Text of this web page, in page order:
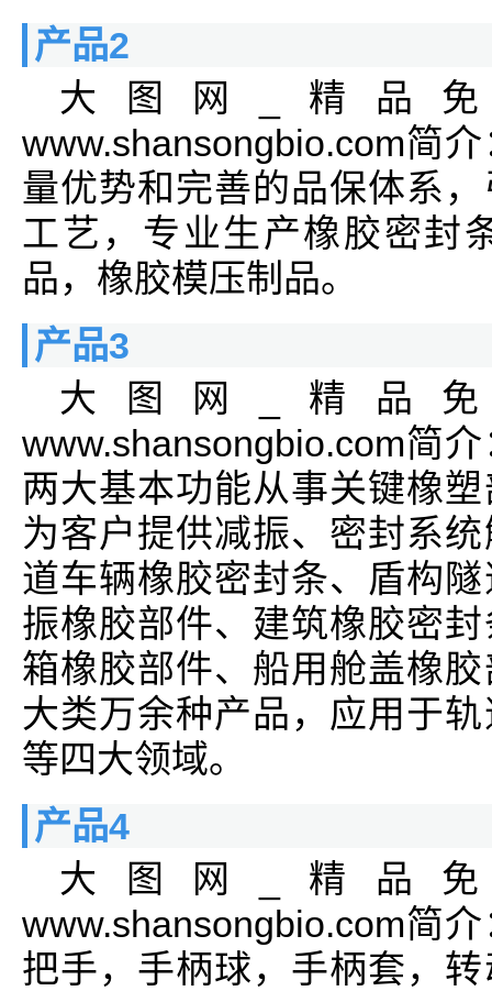
产品2
大图网_精品
www.shansongbio.com简
量优势和完善的品保体系
工艺，专业生产橡胶密封
品，橡胶模压制品。
产品3
大图网_精品
www.shansongbio.com简
两大基本功能从事关键橡
为客户提供减振、密封系
道车辆橡胶密封条、盾构
振橡胶部件、建筑橡胶密
箱橡胶部件、船用舱盖橡
大类万余种产品，应用于
等四大领域。
产品4
大图网_精品
www.shansongbio.com简
把手，手柄球，手柄套，